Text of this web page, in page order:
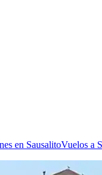
en SausalitoVuelos a